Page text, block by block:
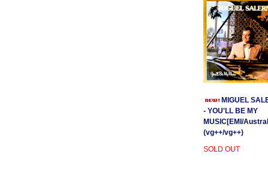
MIGUEL
- YOU'LL BE MY
MUSIC[EMI/
(vg++/vg++)
SOLD OUT